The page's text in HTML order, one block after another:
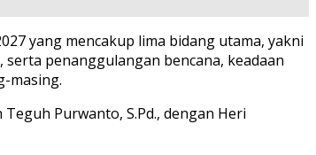
yang mencakup lima bidang utama, yakni
penanggulangan bencana, keadaan
masing.
Purwanto, S.Pd., dengan Heri